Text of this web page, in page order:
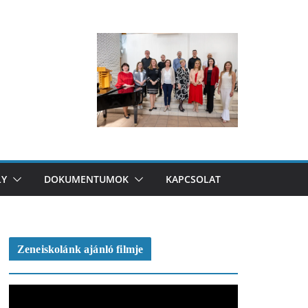
DOKUMENTUMOK KAPCSOLAT
Zeneiskolánk ajánló filmje